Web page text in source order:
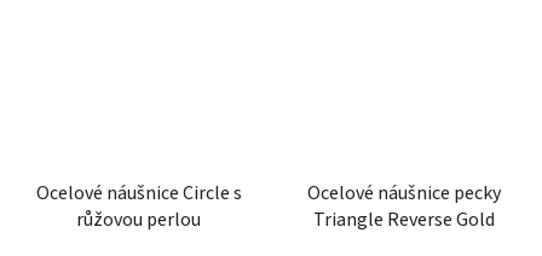
Ocelové náušnice Circle s
růžovou perlou
Ocelové náušnice pecky
Triangle Reverse Gold